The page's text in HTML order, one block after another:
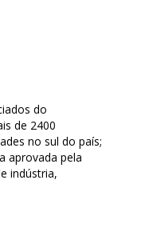
do
de 2400
no sul do país;
aprovada pela
indústria,